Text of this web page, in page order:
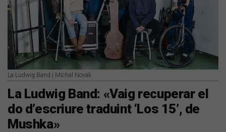
La Ludwig Band | Michal Novak
La Ludwig Band: «Vaig recuperar el
do d’escriure traduint ‘Los 15’, de
Mushka»